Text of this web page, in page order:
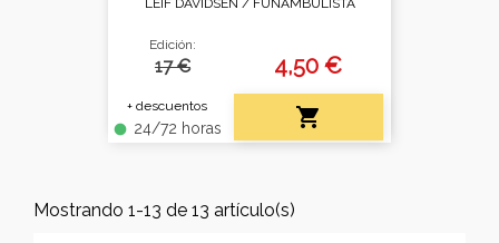
LEIF DAVIDSEN / FUNAMBULISTA
Edición:
17 €
+ descuentos
fiber_manual_record 24/72 horas
4,50 €

Mostrando 1-13 de 13 artículo(s)